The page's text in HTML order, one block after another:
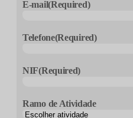
E-mail(Required)
Telefone(Required)
NIF(Required)
Ramo de Atividade